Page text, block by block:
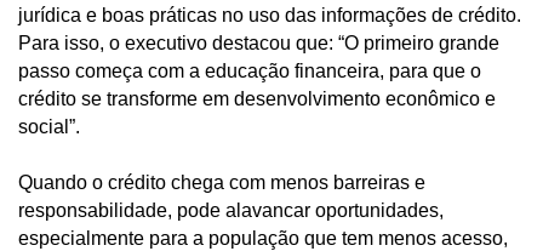
jurídica e boas práticas no uso das informações de crédito.
Para isso, o executivo destacou que: “O primeiro grande
passo começa com a educação financeira, para que o
crédito se transforme em desenvolvimento econômico e
social”.
Quando o crédito chega com menos barreiras e
responsabilidade, pode alavancar oportunidades,
especialmente para a população que tem menos acesso,